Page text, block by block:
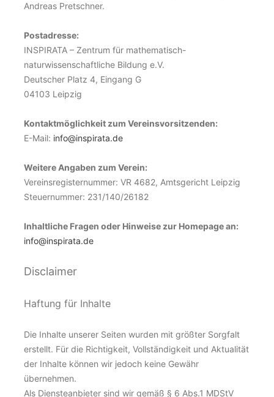
Andreas Pretschner.
Postadresse:
INSPIRATA – Zentrum für mathematisch-
naturwissenschaftliche Bildung e.V.
Deutscher Platz 4, Eingang G
04103 Leipzig
Kontaktmöglichkeit zum Vereinsvorsitzenden:
E-Mail: info@inspirata.de
Weitere Angaben zum Verein:
Vereinsregisternummer: VR 4682, Amtsgericht Leipzig
Steuernummer: 231/140/26182
Inhaltliche Fragen oder Hinweise zur Homepage an:
info@inspirata.de
Disclaimer
Haftung für Inhalte
Die Inhalte unserer Seiten wurden mit größter Sorgfalt
erstellt. Für die Richtigkeit, Vollständigkeit und Aktualität
der Inhalte können wir jedoch keine Gewähr
übernehmen.
Als Diensteanbieter sind wir gemäß § 6 Abs.1 MDStV